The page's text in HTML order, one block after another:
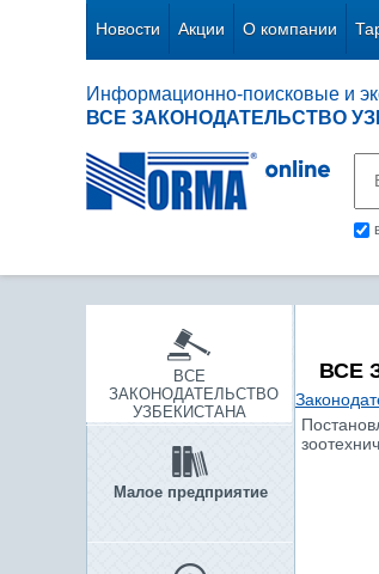
Новости Акции О компании
Информационно-поисковые и
ВСЕ ЗАКОНОДАТЕЛЬСТВО
ВСЕ
ЗАКОНОДАТЕЛЬСТВО
УЗБЕКИСТАНА
Малое предприятие
ВСЕ